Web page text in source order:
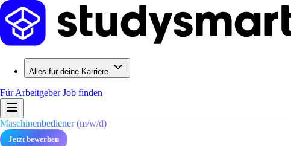
Alles für deine Karriere
Für ArbeitgeberJob finden
Maschinenbediener (m/w/d)
Jetzt bewerben